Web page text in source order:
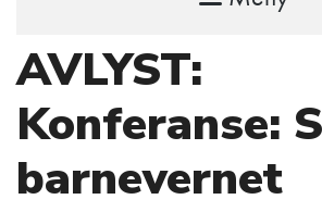
STÅ OPP FOR RETTEN TIL Å VÆRE
AVLYST:
Konferanse:
barnevernet